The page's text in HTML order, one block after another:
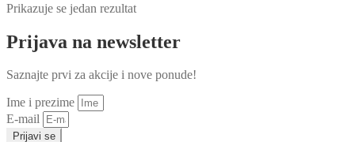
Prikazuje se jedan rezultat
Prijava na newsletter
Saznajte prvi za akcije i nove ponude!
Ime i prezime
E-mail
Prijavi se